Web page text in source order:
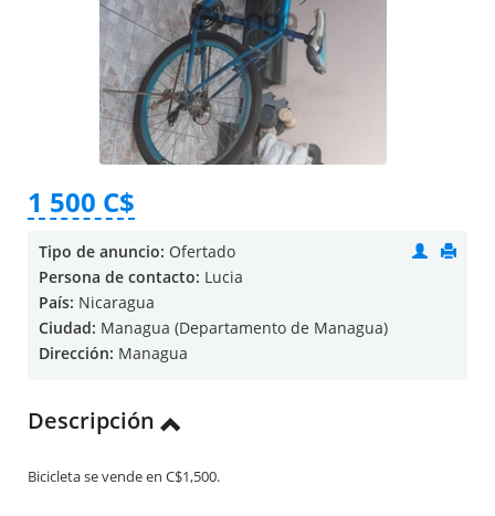
1 500 C$
Tipo de anuncio: Ofertado
Persona de contacto: Lucia
País: Nicaragua
Ciudad: Managua (Departamento de Managua)
Dirección: Managua
Descripción
Bicicleta se vende en C$1,500.